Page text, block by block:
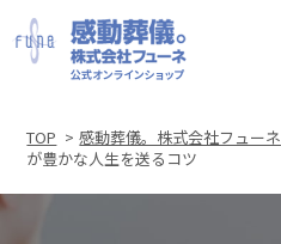
TOP 感動葬儀。株式会社フューネ
が豊かな人生を送るコツ